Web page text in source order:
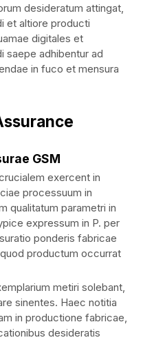
desideratum attingat,
et altiore producti
digitales et
saepe adhibentur ad
in fuco et mensura
GSM
exercent in
processuum in
qualitatum parametri in
expressum in P. per
ponderis fabricae
productum occurrat
metiri solebant,
sinentes. Haec notitia
in productione fabricae,
desideratis